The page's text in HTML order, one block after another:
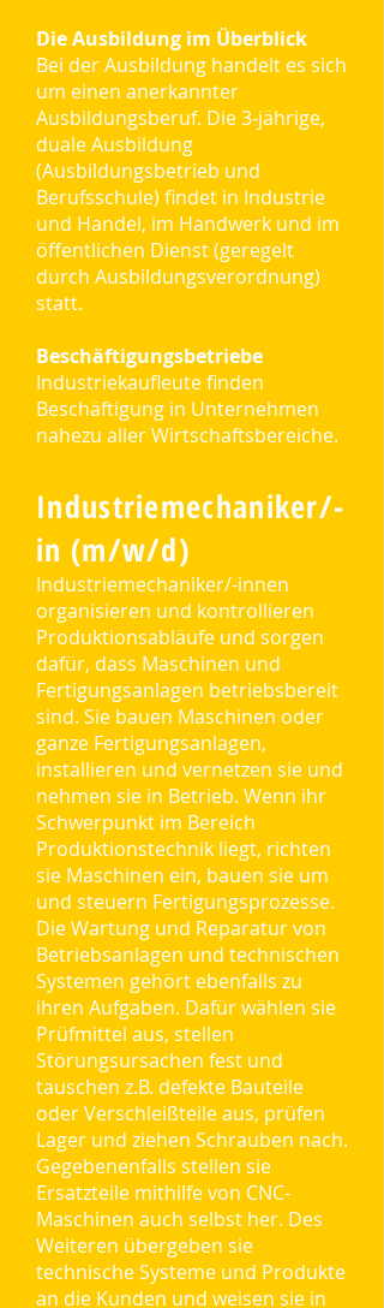
Die Ausbildung im Überblick
Bei der Ausbildung handelt es sich
um einen anerkannter
Ausbildungsberuf. Die 3-jährige,
duale Ausbildung
(Ausbildungsbetrieb und
Berufsschule) findet in Industrie
und Handel, im Handwerk und im
öffentlichen Dienst (geregelt
durch Ausbildungsverordnung)
statt.
Beschäftigungsbetriebe
Industriekaufleute finden
Beschäftigung in Unternehmen
nahezu aller Wirtschaftsbereiche.
Industriemechaniker/-
in (m/w/d)
Industriemechaniker/-innen
organisieren und kontrollieren
Produktionsabläufe und sorgen
dafür, dass Maschinen und
Fertigungsanlagen betriebsbereit
sind. Sie bauen Maschinen oder
ganze Fertigungsanlagen,
installieren und vernetzen sie und
nehmen sie in Betrieb. Wenn ihr
Schwerpunkt im Bereich
Produktionstechnik liegt, richten
sie Maschinen ein, bauen sie um
und steuern Fertigungsprozesse.
Die Wartung und Reparatur von
Betriebsanlagen und technischen
Systemen gehört ebenfalls zu
ihren Aufgaben. Dafür wählen sie
Prüfmittel aus, stellen
Störungsursachen fest und
tauschen z.B. defekte Bauteile
oder Verschleißteile aus, prüfen
Lager und ziehen Schrauben nach.
Gegebenenfalls stellen sie
Ersatzteile mithilfe von CNC-
Maschinen auch selbst her. Des
Weiteren übergeben sie
technische Systeme und Produkte
an die Kunden und weisen sie in